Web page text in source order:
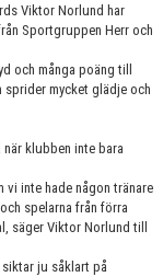
Viktor Norlund har
Sportgruppen Herr och
och många poäng till
sprider mycket glädje och
klubben inte bara
vi inte hade någon tränare
spelarna från förra
säger Viktor Norlund till
ju såklart på